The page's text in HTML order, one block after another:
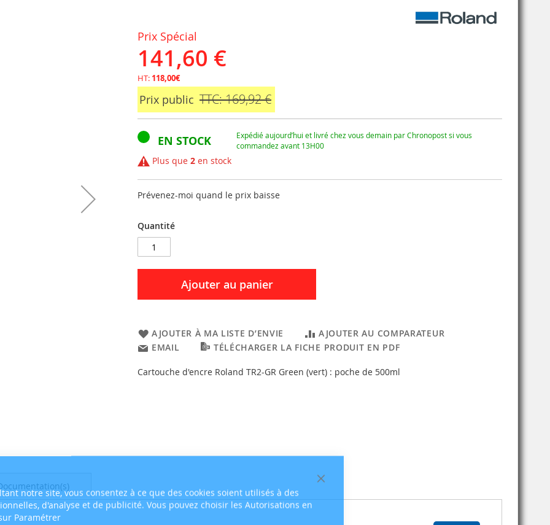
Fermer
notre site, vous consentez à ce que des cookies soient utilisés à des
d'analyse et de publicité. Vous pouvez choisir les Autorisations en
Paramétrer
Prix Spécial
141,60 €
HT: 118,00€
Prix public TTC: 169,92 €
EN STOCK
Expédié aujourd’hui et livré chez vous demain par Chronopost si vous
commandez avant 13H00
Plus que 2 en stock
Prévenez-moi quand le prix baisse
Quantité
Ajouter au panier
AJOUTER À MA LISTE D’ENVIE
AJOUTER AU COMPARATEUR
EMAIL
TÉLÉCHARGER LA FICHE PRODUIT EN PDF
Cartouche d'encre Roland TR2-GR Green (vert) : poche de 500ml